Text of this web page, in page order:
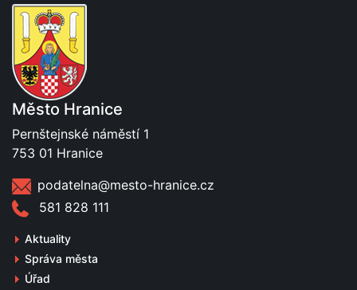
Město Hranice
Pernštejnské náměstí 1
753 01 Hranice
podatelna@mesto-hranice.cz
581 828 111
Aktuality
Správa města
Úřad